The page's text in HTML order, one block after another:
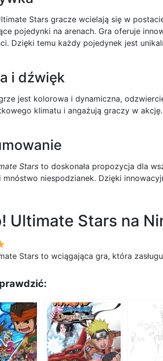
Stars gracze wcielają się w
pojedynki na arenach. Gra oferuje
Dzięki temu każdy pojedynek jest
i dźwięk
jest kolorowa i dynamiczna,
klimatu i angażują graczy w akcję.
Stars to doskonała propozycja dla
mnóstwo niespodzianek. Dzięki
Ultimate Stars na
Stars to wciągająca gra, która